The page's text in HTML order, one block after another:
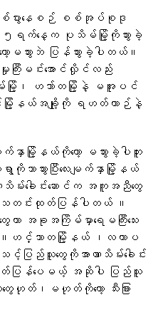
စ်ပွားနေစဉ် စစ်အုပ်စုဒု
ရက်နေ့က ပုသိမ်မြို့ကိုသွားခဲ့​
မသွားဘဲ ပြန်သွားခဲ့ပါတယ်။
းကြီးမင်းအောင်လှိုင်လည်း
၊ ဟသာ်တမြို့နဲ့ မအူပင်
းသင့်မြို့နယ်အချို့ကို ရဟတ်ယာဉ်နဲ့
နှာမြို့နယ်ကို​တော့ မသွားခဲ့ပါဘူး
သွားပြီးလေးမျက်နှာမြို့နယ်
မ်း​ခေါင်း​ဆောင်က အကူအညီ​တွေ​
င်းထုတ်ပြန်ပါတယ် ။
ာ ​အခုအကြိမ်မှာရေမကြီး​သေး
။ဟင်္သာတမြို့နယ် ၊လဟာပ
သင့်ပြည်သူ​တွေကိုအာဏာသိမ်း​ခေါင်း​
ပြန်​​ပေမယ့် အဆိုပါ ပြည်သူ​
တွေဟုတ်၊မဟုတ်ကို​တော့ သီးခြား